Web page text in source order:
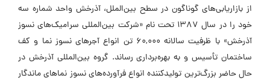
از بازاریابی‌های گوناگون در سطح بین‌الملل، آذرخش واحد شماره سه
خود را در سال 1387 تحت نام «شرکت بین‌المللی سرامیک‌های نسوز
آذرخش» با ظرفیت سالانه 60,000 تن انواع آجرهای نسوز نما و کف
ساختمان تأسیس و به بهره‌برداری رساند. گروه بین‌المللی آذرخش در
حال حاضر بزرگ‌ترین تولیدکننده انواع فرآورده‌های نسوز نماهای ماندگار